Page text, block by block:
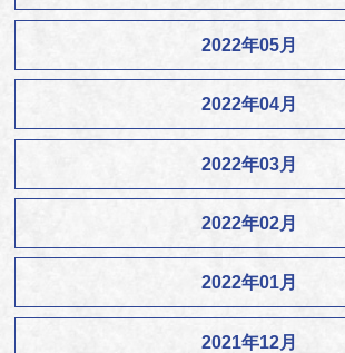
2022年05月
2022年04月
2022年03月
2022年02月
2022年01月
2021年12月